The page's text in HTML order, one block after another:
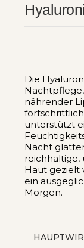
Die
nährender
unterstützt
Nacht
reichhaltige,
Haut gezielt
ein
Morgen.